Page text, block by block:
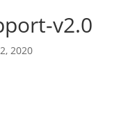
v2.0
2020